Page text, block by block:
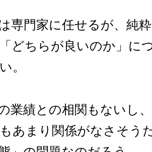
専門家に任せるが、純
どちらが良いのか」に
。
業績との相関もないし
あまり関係がなさそう